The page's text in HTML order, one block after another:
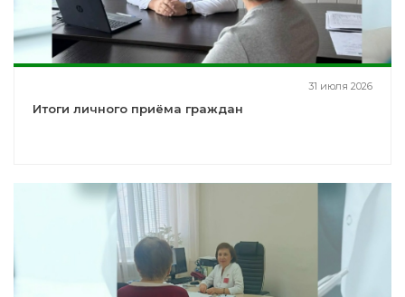
31 июля 2026
Итоги личного приёма граждан